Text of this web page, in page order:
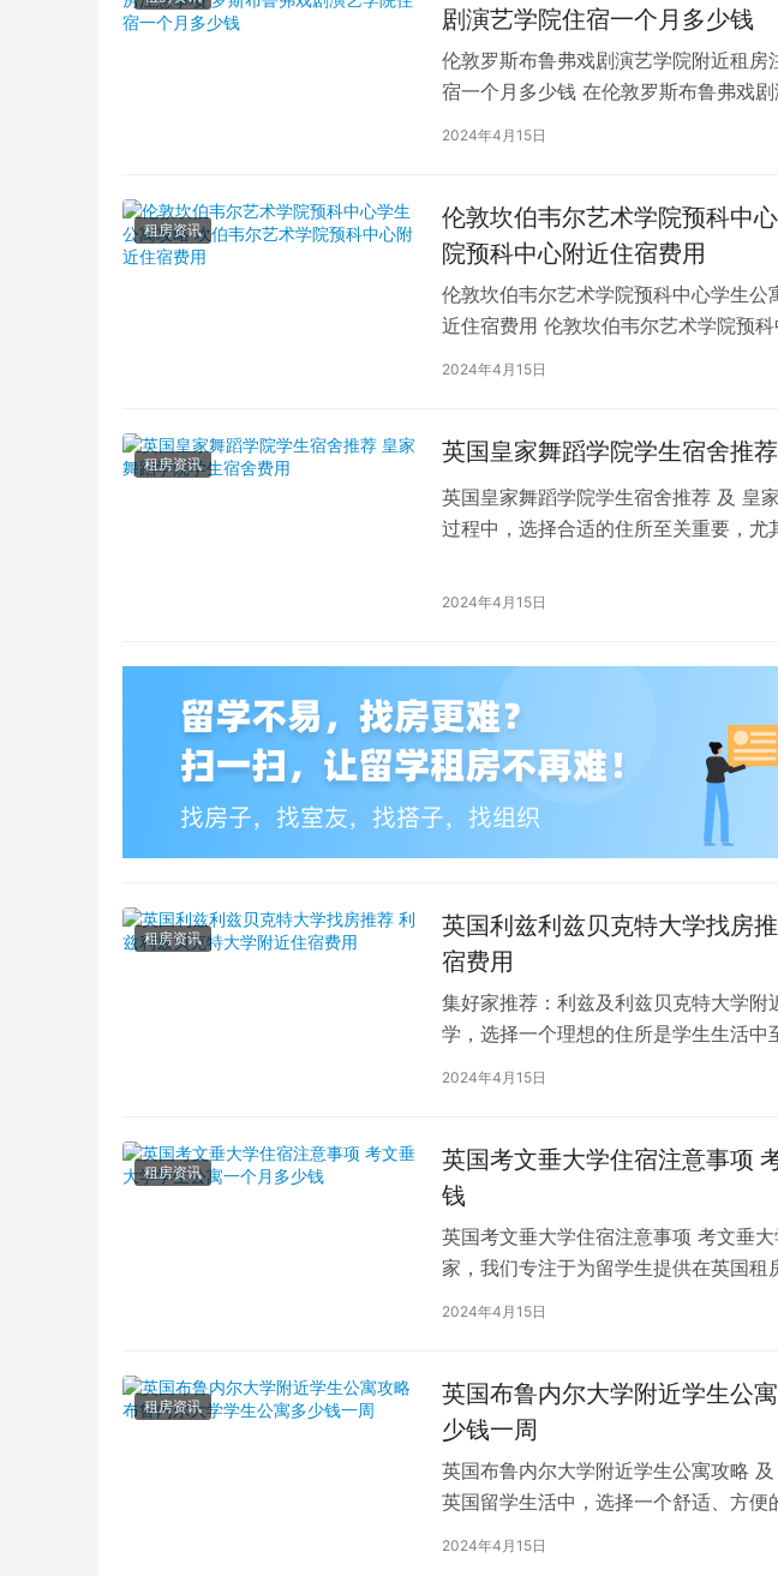
剧演艺学院住宿一个月多少钱
伦敦罗斯布鲁弗戏剧演艺学院附近租
宿一个月多少钱 在伦敦罗斯布鲁弗戏
学生活中的一项关键任务。为了帮助您
2024年4月15日
租房资讯
伦敦坎伯韦尔艺术学院预科中
院预科中心附近住宿费用
伦敦坎伯韦尔艺术学院预科中心学生
近住宿费用 伦敦坎伯韦尔艺术学院预
2024年4月15日
租房资讯 英国皇家舞蹈学院学生宿舍推
英国皇家舞蹈学院学生宿舍推荐 及 皇
过程中，选择合适的住所至关重要，尤
2024年4月15日
租房资讯
英国利兹利兹贝克特大学找房
宿费用
集好家推荐：利兹及利兹贝克特大学
学，选择一个理想的住所是学生生活中
学（以下简称利兹贝大）作为英国一所
2024年4月15日
租房资讯
英国考文垂大学住宿注意事项
钱
英国考文垂大学住宿注意事项 考文垂
家，我们专注于为留学生提供在英国
深入探讨英国考文垂大学住宿的注意事
2024年4月15日
租房资讯
英国布鲁内尔大学附近学生公
少钱一周
英国布鲁内尔大学附近学生公寓攻略
英国留学生活中，选择一个舒适、方便
2024年4月15日